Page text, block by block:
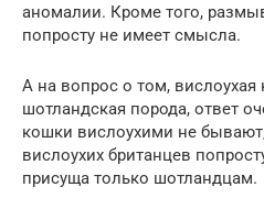
аномалии. Кроме того,
попросту не имеет смысла.
А на вопрос о том,
шотландская порода, ответ
кошки вислоухими не
вислоухих британцев
присуща только шотландцам.